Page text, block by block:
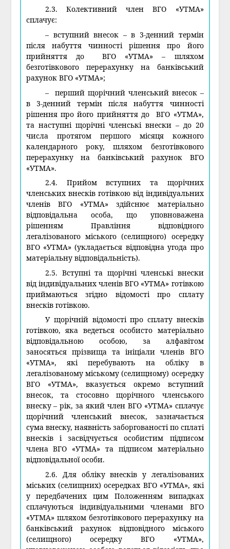
2.3. Колективний член ВГО «УТМА»
сплачує:
– вступний внесок – в 3-денний термін
після набуття чинності рішення про його
прийняття до ВГО «УТМА» – шляхом
безготівкового перерахунку на банківський
рахунок ВГО «УТМА»;
– перший щорічний членський внесок –
в 3-денний термін після набуття чинності
рішення про його прийняття до ВГО «УТМА»,
та наступні щорічні членські внески – до 20
числа протягом першого місяця кожного
календарного року, шляхом безготівкового
перерахунку на банківський рахунок ВГО
«УТМА».
2.4. Прийом вступних та щорічних
членських внесків готівкою від індивідуальних
членів ВГО «УТМА» здійснює матеріально
відповідальна особа, що уповноважена
рішенням Правління відповідного
легалізованого міського (селищного) осередку
ВГО «УТМА» (укладається відповідна угода про
матеріальну відповідальність).
2.5. Вступні та щорічні членські внески
від індивідуальних членів ВГО «УТМА» готівкою
приймаються згідно відомості про сплату
внесків готівкою.
У щорічній відомості про сплату внесків
готівкою, яка ведеться особисто матеріально
відповідальною особою, за алфавітом
заносяться прізвища та ініціали членів ВГО
«УТМА», які перебувають на обліку в
легалізованому міському (селищному) осередку
ВГО «УТМА», вказується окремо вступний
внесок, та стосовно щорічного членського
внеску – рік, за який член ВГО «УТМА» сплачує
щорічний членський внесок, зазначається
сума внеску, наявність заборгованості по сплаті
внесків і засвідчується особистим підписом
члена ВГО «УТМА» та підписом матеріально
відповідальної особи.
2.6. Для обліку внесків у легалізованих
міських (селищних) осередках ВГО «УТМА», які
у передбачених цим Положенням випадках
сплачуються індивідуальними членами ВГО
«УТМА» шляхом безготівкового перерахунку на
банківський рахунок відповідного міського
(селищного) осередку ВГО «УТМА»,